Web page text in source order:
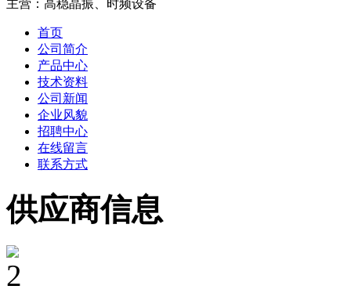
主营：高稳晶振、时频设备
首页
公司简介
产品中心
技术资料
公司新闻
企业风貌
招聘中心
在线留言
联系方式
供应商信息
2